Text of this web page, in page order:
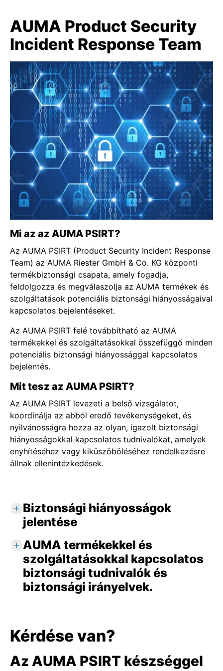
AUMA Product Security
Incident Response Team
Mi az az AUMA PSIRT?
Az AUMA PSIRT (Product Security Incident Response
Team) az AUMA Riester GmbH & Co. KG központi
termékbiztonsági csapata, amely fogadja,
feldolgozza és megválaszolja az AUMA termékek és
szolgáltatások potenciális biztonsági hiányosságaival
kapcsolatos bejelentéseket.
Az AUMA PSIRT felé továbbítható az AUMA
termékekkel és szolgáltatásokkal összefüggő minden
potenciális biztonsági hiányossággal kapcsolatos
bejelentés.
Mit tesz az AUMA PSIRT?
Az AUMA PSIRT levezeti a belső vizsgálatot,
koordinálja az abból eredő tevékenységeket, és
nyilvánosságra hozza az olyan, igazolt biztonsági
hiányosságokkal kapcsolatos tudnivalókat, amelyek
enyhítéséhez vagy kiküszöböléséhez rendelkezésre
állnak ellenintézkedések.
Biztonsági hiányosságok
jelentése
A potenciális biztonsági hiányosságok
bejelentését mindenkor kifejezetten örömmel
vesszük – saját, közvetlen ügyfeleinktől
csakúgy, mint például biztonsági
szakértőktől, tudósoktól, számítógépes
szállítóktól, berendezéstervezőktől vagy
-üzemeltetőktől.
Az AUMA PSIRT felé az erre a célra
AUMA termékekkel és
szolgáltatásokkal kapcsolatos
biztonsági tudnivalók és
biztonsági irányelvek.
kapcsolatos biztonsági tudnivalók
hozzáférhetőCERT@VDEplatformon
Kérdése van?
Az AUMA PSIRT készséggel